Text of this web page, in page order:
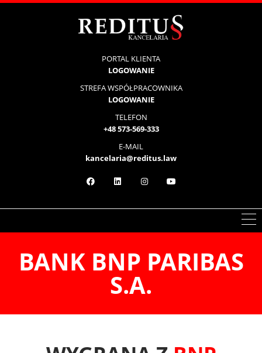
PORTAL KLIENTA
LOGOWANIE
STREFA WSPÓŁPRACOWNIKA
LOGOWANIE
TELEFON
+48 573-569-333
E-MAIL
kancelaria@reditus.law
BANK BNP PARIBAS
S.A.